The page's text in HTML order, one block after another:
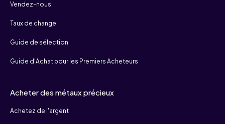
Vendez-nous
Taux de change
Guide de sélection
Guide d'Achat pour les Premiers Acheteurs
Acheter des métaux précieux
Achetez de l'argent